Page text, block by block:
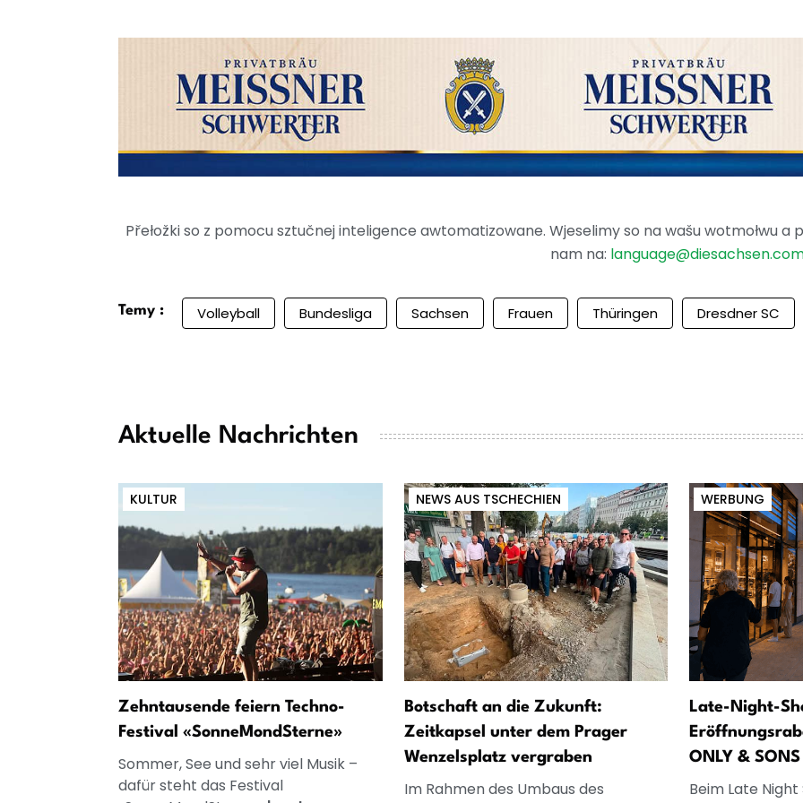
Přełožki so z pomocu sztučnej inteligence awtomatizowane. Wjeselimy so na wašu wotmołwu a
nam na:
Temy : Volleyball Bundesliga Sachsen Frauen Thüringen Dresdner SC
Aktuelle Nachrichten
KULTUR
Zehntausende feiern Techno-
Festival «SonneMondSterne»
Sommer, See und sehr viel Musik –
dafür steht das Festival
NEWS AUS TSCHECHIEN
Botschaft an die Zukunft:
Zeitkapsel unter dem Prager
Wenzelsplatz vergraben
Im Rahmen des Umbaus des
WERBUNG
Late-Night-
ONLY & SONS
Beim Late